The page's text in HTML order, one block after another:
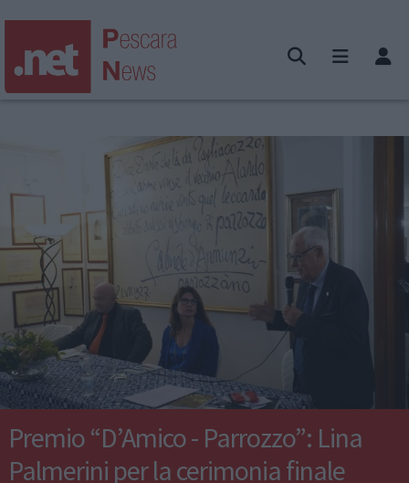
Premio “D’Amico - Parrozzo”: Lina
Palmerini per la cerimonia finale